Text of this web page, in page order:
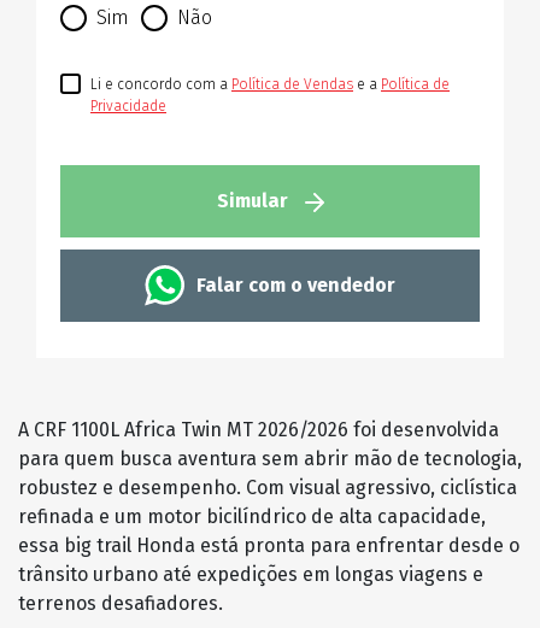
Sim Não
Li e concordo com a Política de Vendas e a Política de
Privacidade
Simular
Falar com o vendedor
A CRF 1100L Africa Twin MT 2026/2026 foi desenvolvida
para quem busca aventura sem abrir mão de tecnologia,
robustez e desempenho. Com visual agressivo, ciclística
refinada e um motor bicilíndrico de alta capacidade,
essa big trail Honda está pronta para enfrentar desde o
trânsito urbano até expedições em longas viagens e
terrenos desafiadores.